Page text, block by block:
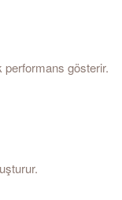
performans gösterir.